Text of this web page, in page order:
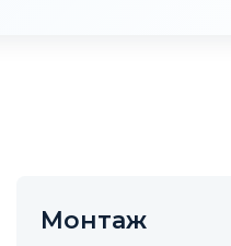
Монтаж